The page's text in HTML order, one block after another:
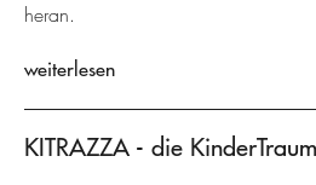
heran.
weiterlesen
KITRAZZA - die